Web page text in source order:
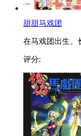
甜甜马戏团
在马戏团出生、
评分: